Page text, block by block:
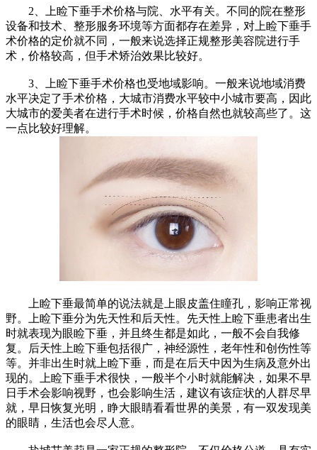
2、上睑下垂手术价格与院、水平有关。不同的院在整形
设备和技术、整形服务环境等方面都存在差异，对上睑下垂手
术价格的定价就不同，一般来说选择正规整形美容院进行手
术，价格较高，但手术矫治效果比较好。
3、上睑下垂手术价格也受地域影响。一般来说地域消费
水平决定了手术价格，大城市消费水平较中小城市要高，因此
大城市的爱美者在进行手术时候，价格自然也就较高些了。这
一点比较好理解。
上睑下垂最简单的说法就是上眼皮盖住瞳孔，影响正常视
野。上睑下垂分为先天性和后天性。先天性上睑下垂患者出生
时就表现为眼睑下垂，并且终生都是如此，一般不会自我修
复。后天性上睑下垂包括很广，神经源性，老年性和创伤性等
等。并非出生时就上睑下垂，而是在后天中因为生病及意外出
现的。上睑下垂手术很快，一般半个小时就能解决，如果不早
日手术会影响视野，也会影响生活，建议有该症状的人群尽早
就，早日恢复光明，睁大眼睛看看世界的美景，有一双发现美
的眼睛，生活也会尽人意。